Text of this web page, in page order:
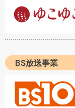
BS放送事業